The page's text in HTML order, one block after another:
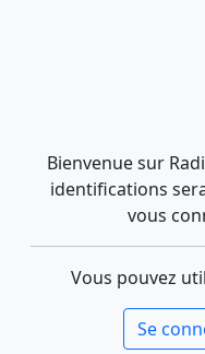
Bienvenue sur
identifications
vous
Vous pouvez
Se